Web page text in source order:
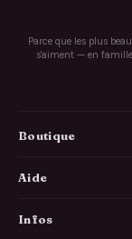
Parce que les plus
s'aiment — en
Boutique
Aide
Infos